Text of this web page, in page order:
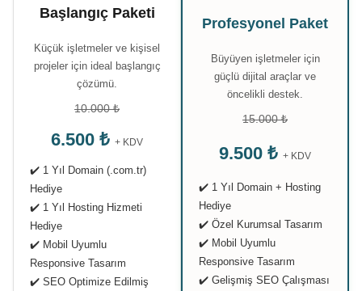
Başlangıç Paketi
Küçük işletmeler ve kişisel
projeler için ideal başlangıç
çözümü.
10.000 ₺
6.500 ₺ + KDV
✔️ 1 Yıl Domain (.com.tr)
Hediye
✔️ 1 Yıl Hosting Hizmeti
Hediye
✔️ Mobil Uyumlu
Responsive Tasarım
✔️ SEO Optimize Edilmiş
Profesyonel Paket
Büyüyen işletmeler için
güçlü dijital araçlar ve
öncelikli destek.
15.000 ₺
9.500 ₺ + KDV
✔️ 1 Yıl Domain + Hosting
Hediye
✔️ Özel Kurumsal Tasarım
✔️ Mobil Uyumlu
Responsive Tasarım
✔️ Gelişmiş SEO Çalışması